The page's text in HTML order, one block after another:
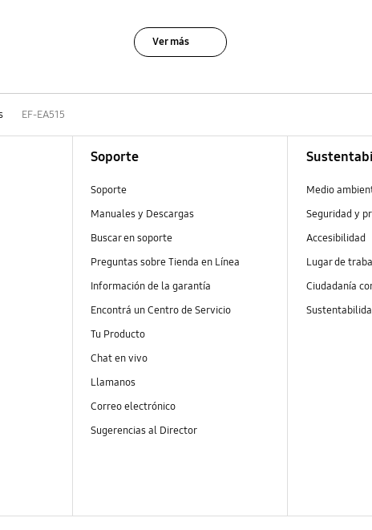
Ver más
EF-EA515
Soporte
Soporte
Manuales y Descargas
Buscar en soporte
Preguntas sobre Tienda en Línea
Información de la garantía
Encontrá un Centro de Servicio
Tu Producto
Chat en vivo
Llamanos
Correo electrónico
Sugerencias al Director
Medio
Seguridad y
Accesibilidad
Lugar de
Ciudadanía